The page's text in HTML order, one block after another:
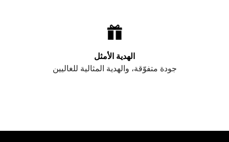
الهدية الأمثل
جودة متفوّقة، والهدية المثالية للغاليين